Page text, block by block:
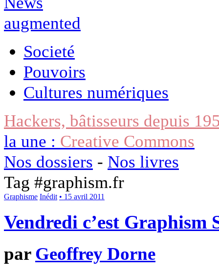
Societé
Pouvoirs
Cultures numériques
Hackers, bâtisseurs depuis
la une : Creative Commons
Nos dossiers - Nos livres
Tag #graphism.fr
Graphisme Inédit • 15 avril 2011
Vendredi c’est Graphism
par Geoffrey Dorne